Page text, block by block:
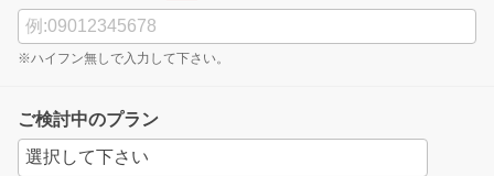
※ハイフン無しで入力して下さい。
ご検討中のプラン